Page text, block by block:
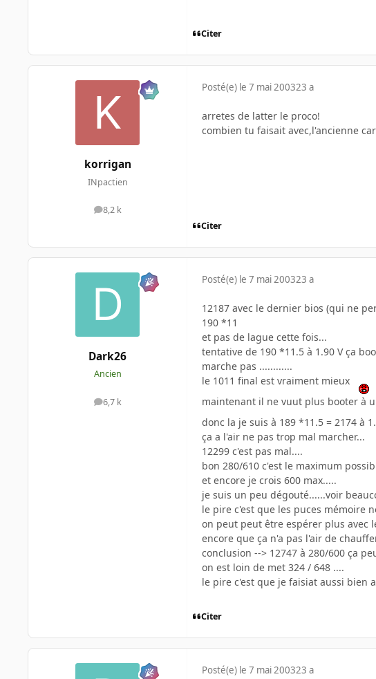
Citer
korrigan
INpactien
8,2 k
messages
Posté(e) le 7 mai 200323 a
arretes de latter le proco!
combien tu faisait avec,l'ancienne
Citer
Dark26
Ancien
6,7 k
messages
Posté(e) le 7 mai 200323 a
12187 avec le dernier bios (qui ne
190 *11
et pas de lague cette fois...
tentative de 190 *11.5 à 1.90 V ça
marche pas ............
le 1011 final est vraiment mieux
maintenant il ne vuut plus booter à
donc la je suis à 189 *11.5 = 2174 à
ça a l'air ne pas trop mal marcher...
12299 c'est pas mal....
bon 280/610 c'est le maximum
et encore je crois 600 max.....
je suis un peu dégouté......voir
le pire c'est que les puces mémoire
on peut peut être espérer plus avec
encore que ça n'a pas l'air de
conclusion --> 12747 à 280/600 ça
on est loin de met 324 / 648 ....
le pire c'est que je faisiat aussi bien
Citer
Posté(e) le 7 mai 200323 a